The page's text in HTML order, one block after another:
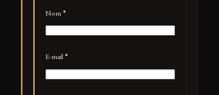
Nom *
E-mail *